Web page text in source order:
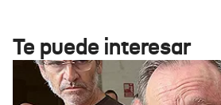
Te puede interesar